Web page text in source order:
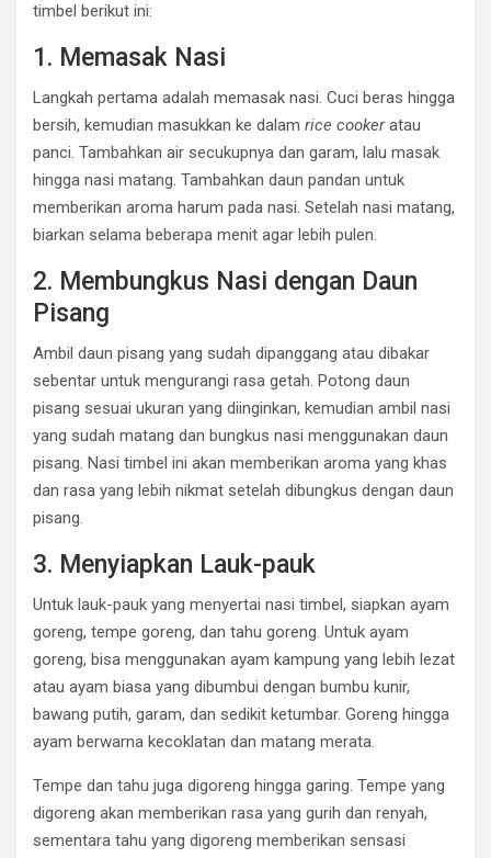
timbel berikut ini:
1. Memasak Nasi
Langkah pertama adalah memasak nasi. Cuci beras hingga
bersih, kemudian masukkan ke dalam rice cookeratau
panci. Tambahkan air secukupnya dan garam, lalu masak
hingga nasi matang. Tambahkan daun pandan untuk
memberikan aroma harum pada nasi. Setelah nasi matang,
biarkan selama beberapa menit agar lebih pulen.
2. Membungkus Nasi dengan Daun
Pisang
Ambil daun pisang yang sudah dipanggang atau dibakar
sebentar untuk mengurangi rasa getah. Potong daun
pisang sesuai ukuran yang diinginkan, kemudian ambil nasi
yang sudah matang dan bungkus nasi menggunakan daun
pisang. Nasi timbel ini akan memberikan aroma yang khas
dan rasa yang lebih nikmat setelah dibungkus dengan daun
pisang.
3. Menyiapkan Lauk-pauk
Untuk lauk-pauk yang menyertai nasi timbel, siapkan ayam
goreng, tempe goreng, dan tahu goreng. Untuk ayam
goreng, bisa menggunakan ayam kampung yang lebih lezat
atau ayam biasa yang dibumbui dengan bumbu kunir,
bawang putih, garam, dan sedikit ketumbar. Goreng hingga
ayam berwarna kecoklatan dan matang merata.
Tempe dan tahu juga digoreng hingga garing. Tempe yang
digoreng akan memberikan rasa yang gurih dan renyah,
sementara tahu yang digoreng memberikan sensasi